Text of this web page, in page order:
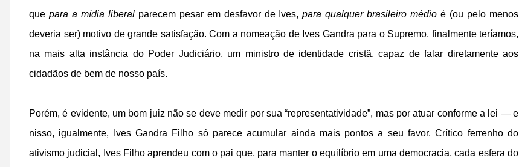
que para a mídia liberalparecem pesar em desfavor de Ives,para qualquer brasileiro médio é (ou pelo menos
deveria ser) motivo de grande satisfação. Com a nomeação de Ives Gandra para o Supremo, finalmente teríamos,
na mais alta instância do Poder Judiciário, um ministro de identidade cristã, capaz de falar diretamente aos
cidadãos de bem de nosso país.
Porém, é evidente, um bom juiz não se deve medir por sua “representatividade”, mas por atuar conforme a lei — e
nisso, igualmente, Ives Gandra Filho só parece acumular ainda mais pontos a seu favor. Crítico ferrenho do
ativismo judicial, Ives Filho aprendeu com o pai que, para manter o equilíbrio em uma democracia, cada esfera do